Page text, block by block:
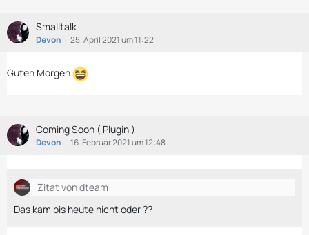
Smalltalk
Devon 25. April 2021 um 11:22
Guten Morgen
Coming Soon ( Plugin )
Devon 16. Februar 2021 um 12:48
Zitat von dteam
Das kam bis heute nicht oder ??